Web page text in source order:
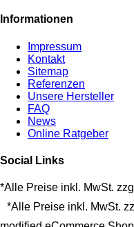
Informationen
Impressum
Kontakt
Sitemap
Referenzen
Unsere Hersteller
FAQ
News
Online Ratgeber
Social Links
*Alle Preise inkl. MwSt.
*Alle Preise inkl. MwSt.